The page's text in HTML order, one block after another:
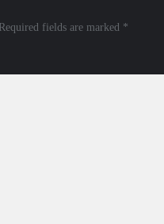
Required fields are marked *